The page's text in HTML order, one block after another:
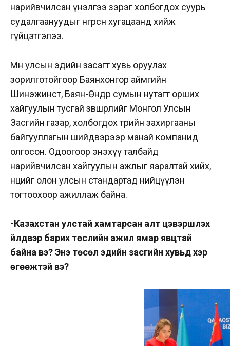
нарийвчилсан үнэлгээ зэрэг холбогдох суурь
судалгаануудыг өнгөрсөн хугацаанд хийж
гүйцэтгэлээ.
Мөн улсын эдийн засагт хувь оруулах
зорилготойгоор Баянхонгор аймгийн
Шинэжинст, Баян-Өндөр сумын нутагт орших
хайгуулын тусгай зөвшөөрлийг Монгол Улсын
Засгийн газар, холбогдох төрийн захиргааны
байгууллагын шийдвэрээр манай компанид
олгосон. Одоогоор энэхүү талбайд
нарийвчилсан хайгуулын ажлыг яаралтай хийх,
нөөцийг олон улсын стандартад нийцүүлэн
тогтоохоор ажиллаж байна.
-Казахстан улстай хамтарсан алт цэвэршүүлэх
үйлдвэр барих төслийн ажил ямар явцтай
байна вэ? Энэ төсөл эдийн засгийн хувьд хэр
өгөөжтэй вэ?